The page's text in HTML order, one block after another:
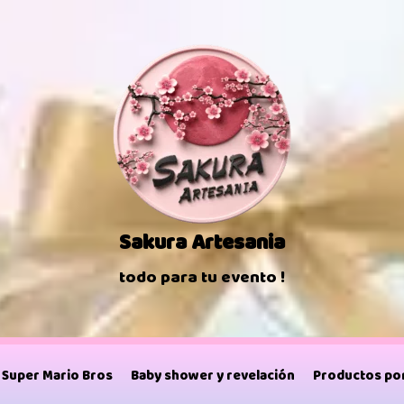
Sakura Artesania
todo para tu evento !
Super Mario Bros Baby shower y revelación Productos